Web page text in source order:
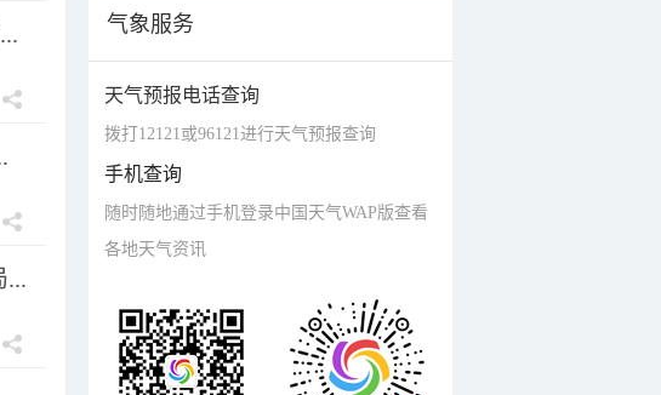
...
气象服务
天气预报电话查询
拨打12121或96121进行天气预报查询
手机查询
随时随地通过手机登录中国天气WAP版查看
各地天气资讯